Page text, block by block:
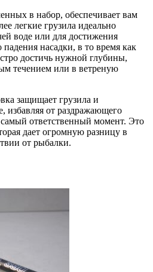
в набор, обеспечивает вам
легкие грузила идеально
воде или для достижения
падения насадки, в то время как
достичь нужной глубины,
течением или в ветреную
защищает грузила и
избавляя от раздражающего
ответственный момент. Это
дает огромную разницу в
от рыбалки.